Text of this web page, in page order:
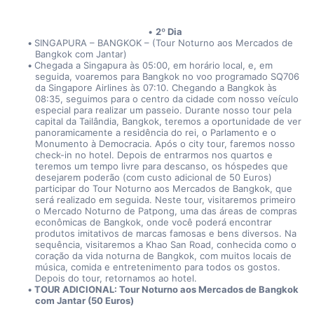
2º Dia
SINGAPURA – BANGKOK – (Tour Noturno aos Mercados de
Bangkok com Jantar)
Chegada a Singapura às 05:00, em horário local, e, em
seguida, voaremos para Bangkok no voo programado SQ706
da Singapore Airlines às 07:10. Chegando a Bangkok às
08:35, seguimos para o centro da cidade com nosso veículo
especial para realizar um passeio. Durante nosso tour pela
capital da Tailândia, Bangkok, teremos a oportunidade de ver
panoramicamente a residência do rei, o Parlamento e o
Monumento à Democracia. Após o city tour, faremos nosso
check-in no hotel. Depois de entrarmos nos quartos e
teremos um tempo livre para descanso, os hóspedes que
desejarem poderão (com custo adicional de 50 Euros)
participar do Tour Noturno aos Mercados de Bangkok, que
será realizado em seguida. Neste tour, visitaremos primeiro
o Mercado Noturno de Patpong, uma das áreas de compras
econômicas de Bangkok, onde você poderá encontrar
produtos imitativos de marcas famosas e bens diversos. Na
sequência, visitaremos a Khao San Road, conhecida como o
coração da vida noturna de Bangkok, com muitos locais de
música, comida e entretenimento para todos os gostos.
Depois do tour, retornamos ao hotel.
TOUR ADICIONAL: Tour Noturno aos Mercados de Bangkok
com Jantar (50 Euros)